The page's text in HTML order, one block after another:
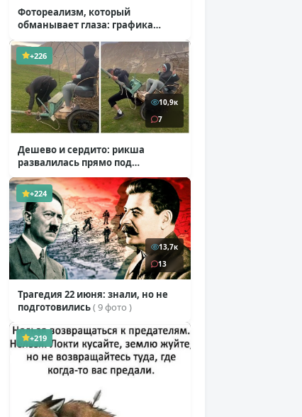
Фотореализм, который
обманывает глаза: графика
+226
10,9к
7
Дешево и сердито: рикша
развалилась прямо под
туристкой( 1 фото + 1 видео )
+224
13,7к
13
Трагедия 22 июня: знали, но не
подготовились( 9 фото )
+219